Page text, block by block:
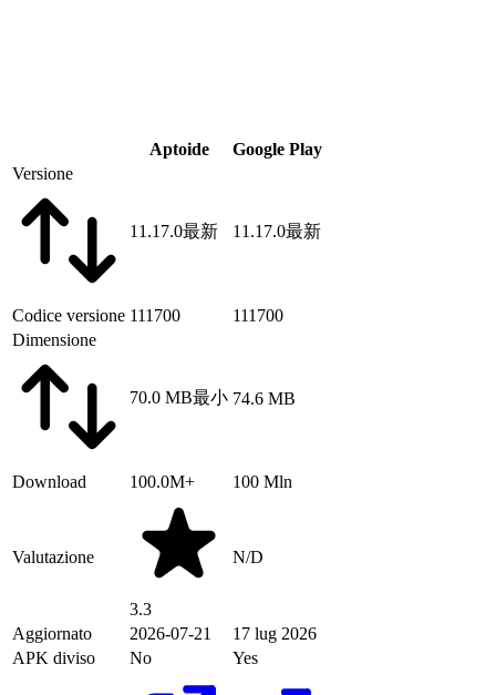
Aptoide
Google Play
Versione
11.17.0最新 11.17.0最新
Codice versione 111700
111700
Dimensione
70.0 MB最小 74.6 MB
Download 100.0M+ 100 Mln
Valutazione
3.3
N/D
Aggiornato 2026-07-21
17 lug 2026
APK diviso
No Yes